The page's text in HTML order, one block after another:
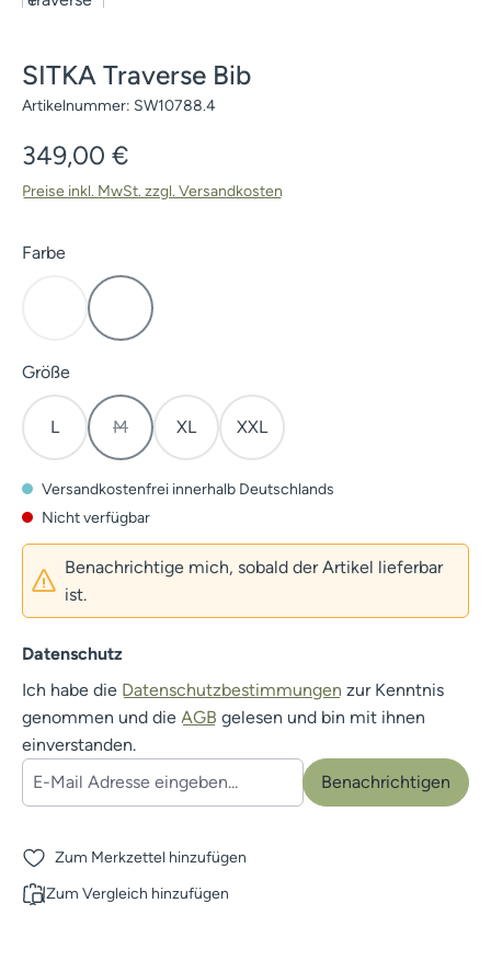
SITKA Traverse Bib
Artikelnummer: SW10788.4
Regulärer Preis:
349,00 €
Preise inkl. MwSt. zzgl. Versandkosten
Farbeauswählen
Elevated II
(Diese Option ist zurzeit nicht verfügbar.)
Subalpine
(Diese Option ist zurzeit nicht verfügbar.)
Größeauswählen
L M
(Diese Option ist zurzeit nicht verfügbar.)
XL XXL
Versandkostenfrei innerhalb Deutschlands
Nicht verfügbar
Benachrichtige mich, sobald der Artikel lieferbar
ist.
Datenschutz
Ich habe die Datenschutzbestimmungen zur Kenntnis
genommen und die AGB gelesen und bin mit ihnen
einverstanden.
Benachrichtigen
Zum Merkzettel hinzufügen
Zum Vergleich hinzufügen